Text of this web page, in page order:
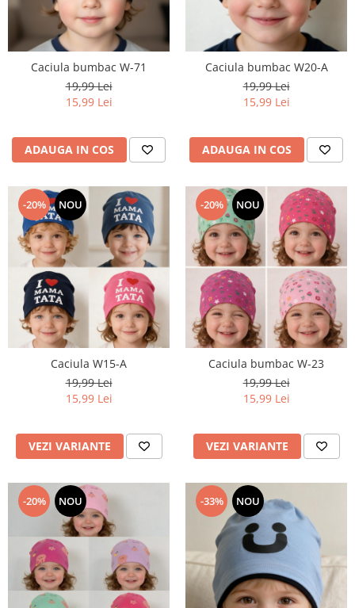
Caciula bumbac W-71
19,99 Lei
15,99 Lei
ADAUGA IN COS
Caciula bumbac W20-A
19,99 Lei
15,99 Lei
ADAUGA IN COS
-20% NOU
Caciula W15-A
19,99 Lei
15,99 Lei
VEZI VARIANTE
-20% NOU
Caciula bumbac W-23
19,99 Lei
15,99 Lei
VEZI VARIANTE
-20% NOU -33% NOU